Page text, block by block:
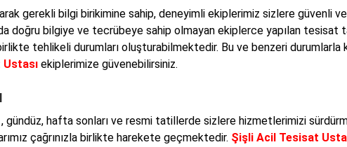
gerekli bilgi birikimine sahip, deneyimli ekiplerimiz sizlere güvenli ve
doğru bilgiye ve tecrübeye sahip olmayan ekiplerce yapılan tesisat
tehlikeli durumları oluşturabilmektedir. Bu ve benzeri durumlarla
ekiplerimize güvenebilirsiniz.
gündüz, hafta sonları ve resmi tatillerde sizlere hizmetlerimizi
çağrınızla birlikte harekete geçmektedir. Şişli Acil Tesisat